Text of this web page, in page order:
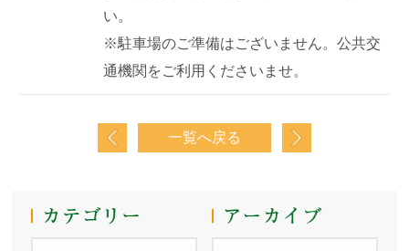
い。
※駐車場のご準備はございません。公共交
通機関をご利用くださいませ。
一覧へ戻る